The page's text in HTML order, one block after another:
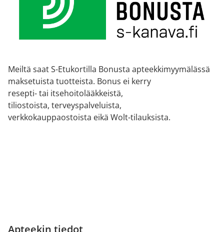
Meiltä saat S-Etukortilla Bonusta apteekkimyymälässä
maksetuista tuotteista. Bonus ei kerry
resepti- tai itsehoitolääkkeistä,
tiliostoista, terveyspalveluista,
verkkokauppaostoista eikä Wolt-tilauksista.
Apteekin tiedot